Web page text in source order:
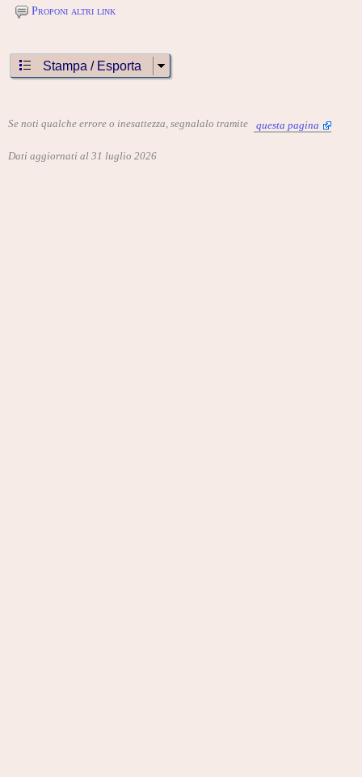
Proponi altri link
Stampa / Esporta
Se noti qualche errore o inesattezza, segnalalo tramite questa pagina
Dati aggiornati al 31 luglio 2026